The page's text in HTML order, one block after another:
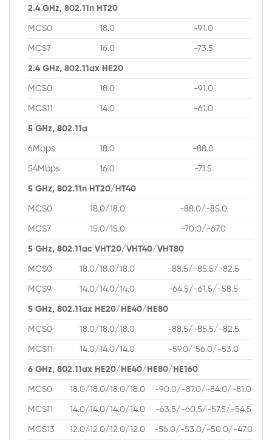
2.4 GHz, 802.11n HT20
MCS0 18.0 -91.0
MCS7 16.0 -73.5
2.4 GHz, 802.11ax HE20
MCS0 18.0 -91.0
MCS11 14.0 -61.0
5 GHz, 802.11a
6Mbps 18.0 -88.0
54Mbps 16.0 -71.5
5 GHz, 802.11n HT20/HT40
MCS0 18.0/18.0 -88.0/-85.0
MCS7 15.0/15.0 -70.0/-67.0
5 GHz, 802.11ac VHT20/VHT40/VHT80
MCS0 18.0/18.0/18.0 -88.5/-85.5/-82.5
MCS9 14.0/14.0/14.0 -64.5/-61.5/-58.5
5 GHz, 802.11ax HE20/HE40/HE80
MCS0 18.0/18.0/18.0 -88.5/-85.5/-82.5
MCS11 14.0/14.0/14.0 -59.0/ 56.0/-53.0
6 GHz, 802.11ax HE20/HE40/HE80/HE160
MCS0 18.0/18.0/18.0/18.0 -90.0/-87.0/-84.0/-81.0
MCS11 14.0/14.0/14.0/14.0 -63.5/-60.5/-57.5/-54.5
MCS13 12.0/12.0/12.0/12.0 -56.0/-53.0/-50.0/-47.0